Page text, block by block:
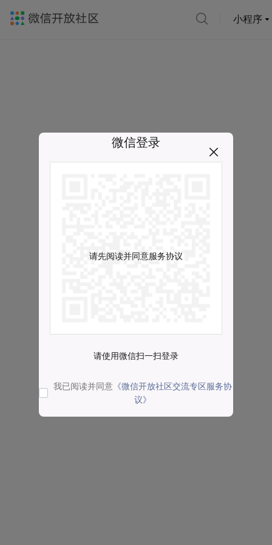
小程序
微信登录
请先阅读并同意服务协议
请使用微信扫一扫登录
我已阅读并同意 《微信开放社区交流专区服务协
议》